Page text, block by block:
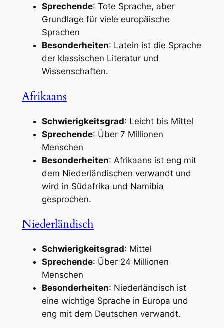
Sprechende: Tote Sprache, aber
Grundlage für viele europäische
Sprachen
Besonderheiten: Latein ist die Sprache
der klassischen Literatur und
Wissenschaften.
Afrikaans
Schwierigkeitsgrad: Leicht bis Mittel
Sprechende: Über 7 Millionen
Menschen
Besonderheiten: Afrikaans ist eng mit
dem Niederländischen verwandt und
wird in Südafrika und Namibia
gesprochen.
Niederländisch
Schwierigkeitsgrad: Mittel
Sprechende: Über 24 Millionen
Menschen
Besonderheiten: Niederländisch ist
eine wichtige Sprache in Europa und
eng mit dem Deutschen verwandt.